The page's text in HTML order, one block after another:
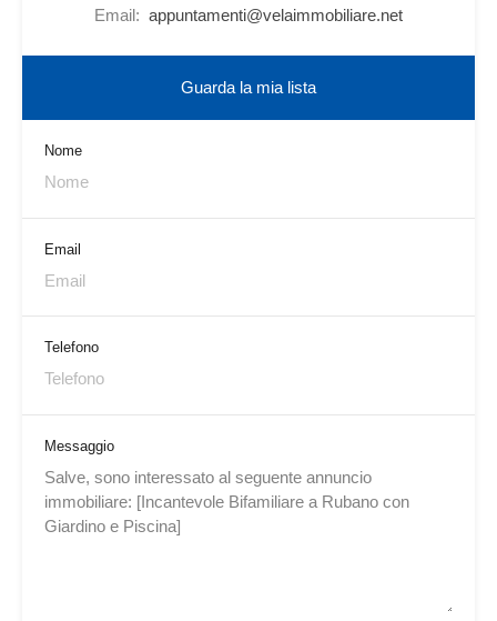
Email: appuntamenti@velaimmobiliare.net
Guarda la mia lista
Nome
Email
Telefono
Messaggio